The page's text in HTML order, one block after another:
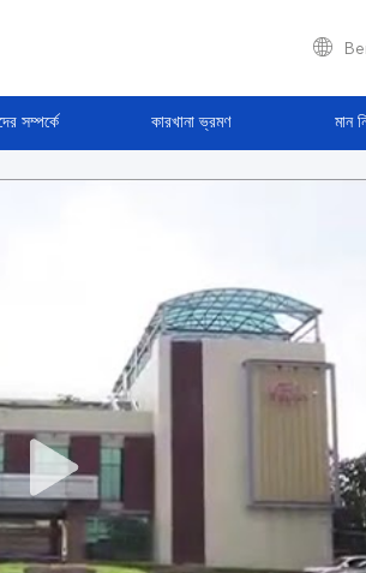
সম্পর্কে কারখানা ভ্রমণ মান